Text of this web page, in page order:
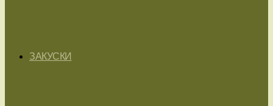
ЗАКУСКИ